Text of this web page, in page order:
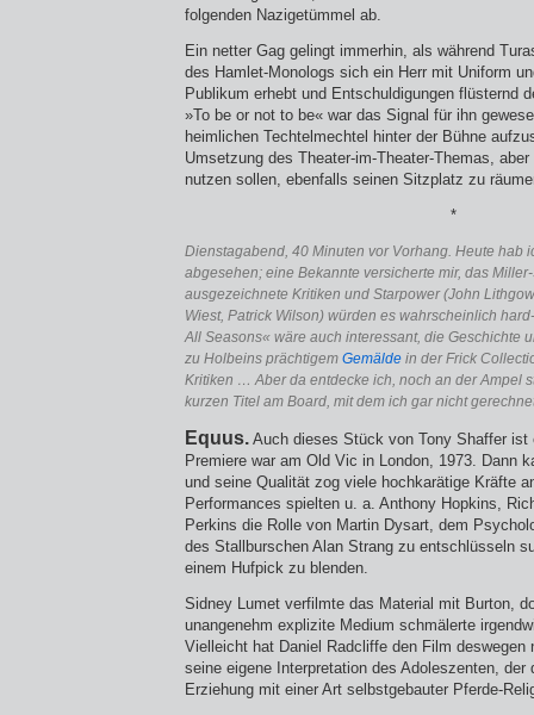
folgenden Nazigetümmel ab.
Ein netter Gag gelingt immerhin, als während
des Hamlet-Monologs sich ein Herr mit Uniform
Publikum erhebt und Entschuldigungen flüsternd
»To be or not to be« war das Signal für ihn
heimlichen Techtelmechtel hinter der Bühne
Umsetzung des Theater-im-Theater-Themas,
nutzen sollen, ebenfalls seinen Sitzplatz zu
*
Dienstagabend, 40 Minuten vor Vorhang. Heute hab
abgesehen; eine Bekannte versicherte mir, das
ausgezeichnete Kritiken und Starpower (John
Wiest, Patrick Wilson) würden es wahrscheinlich
All Seasons« wäre auch interessant, die Geschichte
zu Holbeins prächtigem Gemälde in der Frick
Kritiken … Aber da entdecke ich, noch an der Ampel
kurzen Titel am Board, mit dem ich gar nicht
Equus. Auch dieses Stück von Tony Shaffer ist
Premiere war am Old Vic in London, 1973. Dann
und seine Qualität zog viele hochkarätige Kräfte
Performances spielten u. a. Anthony Hopkins,
Perkins die Rolle von Martin Dysart, dem
des Stallburschen Alan Strang zu entschlüsseln
einem Hufpick zu blenden.
Sidney Lumet verfilmte das Material mit Burton,
unangenehm explizite Medium schmälerte
Vielleicht hat Daniel Radcliffe den Film deswegen
seine eigene Interpretation des Adoleszenten, der
Erziehung mit einer Art selbstgebauter Pferde-